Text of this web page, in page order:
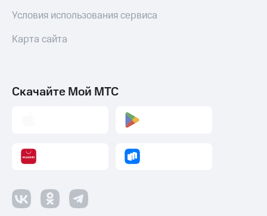
Условия использования сервиса
Карта сайта
Скачайте Мой МТС